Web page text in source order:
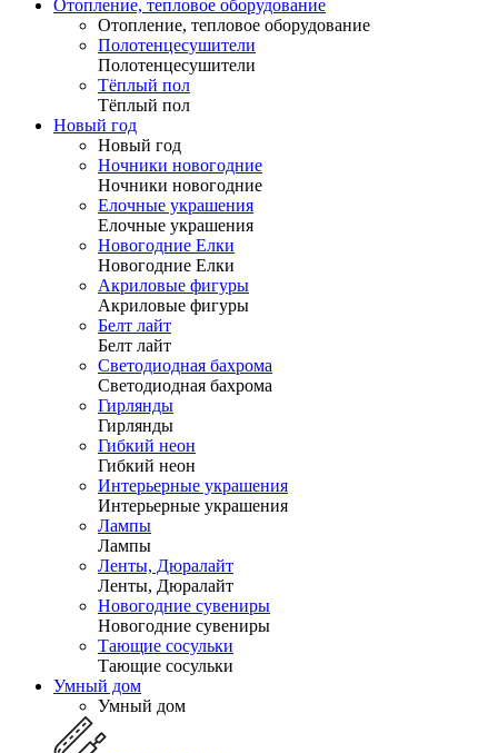
Отопление, тепловое оборудование
Отопление, тепловое оборудование
Полотенцесушители
Полотенцесушители
Тёплый пол
Тёплый пол
Новый год
Новый год
Ночники новогодние
Ночники новогодние
Елочные украшения
Елочные украшения
Новогодние Елки
Новогодние Елки
Акриловые фигуры
Акриловые фигуры
Белт лайт
Белт лайт
Светодиодная бахрома
Светодиодная бахрома
Гирлянды
Гирлянды
Гибкий неон
Гибкий неон
Интерьерные украшения
Интерьерные украшения
Лампы
Лампы
Ленты, Дюралайт
Ленты, Дюралайт
Новогодние сувениры
Новогодние сувениры
Тающие сосульки
Тающие сосульки
Умный дом
Умный дом